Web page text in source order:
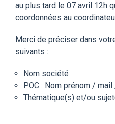
au plus tard le 07 avril 12h
coordonnées au
Merci de préciser dans
suivants :
Nom société
POC : Nom prénom /
Thématique(s) et/ou